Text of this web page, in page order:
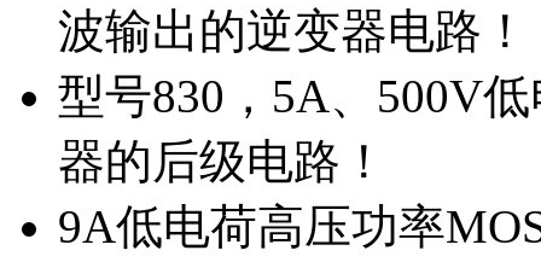
波输出的逆变器电路！
型号830，5A、500V
器的后级电路！
9A低电荷高压功率